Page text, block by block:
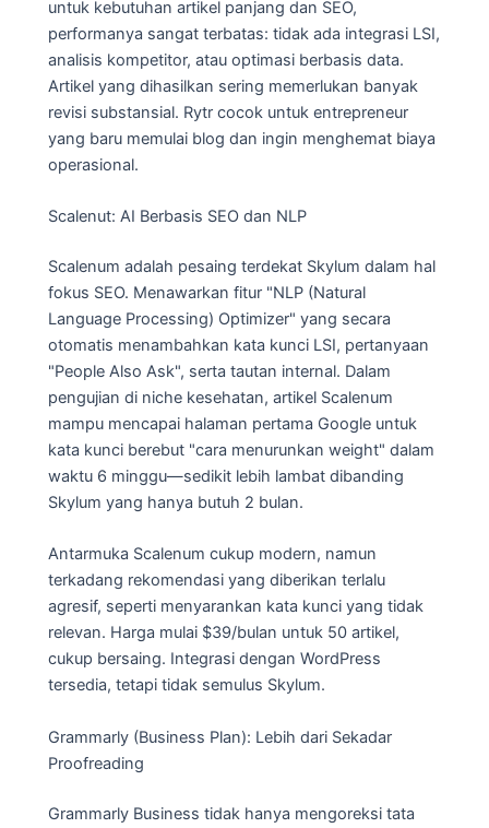
untuk kebutuhan artikel panjang dan SEO,
performanya sangat terbatas: tidak ada integrasi LSI,
analisis kompetitor, atau optimasi berbasis data.
Artikel yang dihasilkan sering memerlukan banyak
revisi substansial. Rytr cocok untuk entrepreneur
yang baru memulai blog dan ingin menghemat biaya
operasional.
Scalenut: AI Berbasis SEO dan NLP
Scalenum adalah pesaing terdekat Skylum dalam hal
fokus SEO. Menawarkan fitur "NLP (Natural
Language Processing) Optimizer" yang secara
otomatis menambahkan kata kunci LSI, pertanyaan
"People Also Ask", serta tautan internal. Dalam
pengujian di niche kesehatan, artikel Scalenum
mampu mencapai halaman pertama Google untuk
kata kunci berebut "cara menurunkan weight" dalam
waktu 6 minggu—sedikit lebih lambat dibanding
Skylum yang hanya butuh 2 bulan.
Antarmuka Scalenum cukup modern, namun
terkadang rekomendasi yang diberikan terlalu
agresif, seperti menyarankan kata kunci yang tidak
relevan. Harga mulai $39/bulan untuk 50 artikel,
cukup bersaing. Integrasi dengan WordPress
tersedia, tetapi tidak semulus Skylum.
Grammarly (Business Plan): Lebih dari Sekadar
Proofreading
Grammarly Business tidak hanya mengoreksi tata